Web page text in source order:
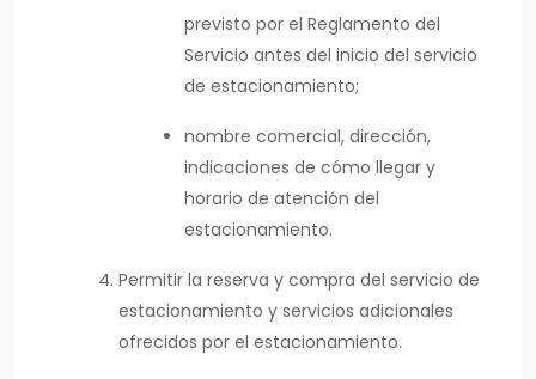
previsto por el Reglamento del
Servicio antes del inicio del servicio
de estacionamiento;
nombre comercial, dirección,
indicaciones de cómo llegar y
horario de atención del
estacionamiento.
Permitir la reserva y compra del servicio de
estacionamiento y servicios adicionales
ofrecidos por el estacionamiento.